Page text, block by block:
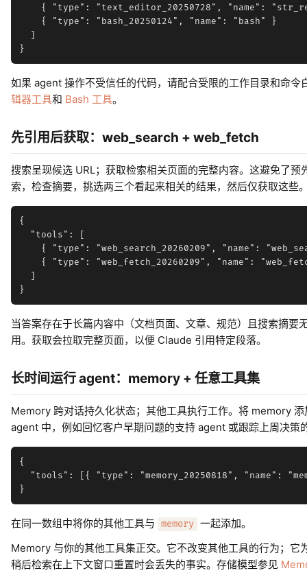
{ "type": "text_editor_20250728", "name":
    { "type": "bash_20250124", "name": "bash" }
  ]
如果 agent 操作不受信任的代码，请配合受限的工作目录和命令
辑器工具和 Bash 工具。
先引用后获取：web_search + web_fetch
搜索呈现候选 URL；获取检索相关页面的完整内容。这避免了
索，检查摘要，挑选两三个看起来相关的结果，然后仅获取这些
{
  "tools": [
{ "type": "web_search_20260209", "name":
{ "type": "web_fetch_20260209", "name":
  ]
当答案存在于长篇内容中（文档页面、文章、规范）且搜索摘要
用。获取会拉取完整页面，以便 Claude 引用特定段落。
长时间运行 agent：memory + 任意工具集
Memory 跨对话持久化状态；其他工具执行工作。将 memory
agent 中，例如回忆客户早期问题的支持 agent 或跟踪上周决策
{
"tools": [{ "type": "memory_20250818", "name":
在同一数组中将你的其他工具与 memory 一起添加。
Memory 与你的其他工具集正交。它不改变其他工具的行为；它
稍后检索在上下文窗口重置时会丢失的事实。存储模型参见